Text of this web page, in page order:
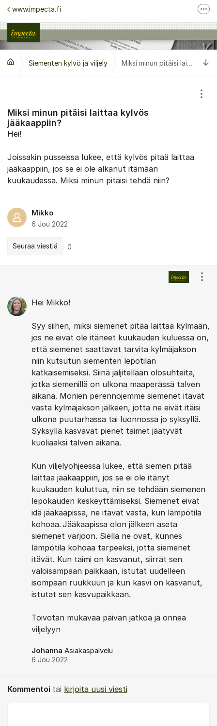
Siirry sisältöön
www.impecta.fi
Ota yhteyttä asiakaspalveluun
Seuraa meitä Facebook
Seuraa meitä Instagram
Siementen kylvö ja viljely Miksi minun pitäisi laittaa kylvös jääkaappiin?
Miksi minun pitäisi laittaa kylvös
jääkaappiin?
Hei!
Joissakin pusseissa lukee, että kylvös pitää laittaa
jääkaappiin, jos se ei ole alkanut itämään
kuukaudessa. Miksi minun pitäisi tehdä niin?
Mikko
6 Jou 2022
Seuraa viestiä 0
Hei Mikko!
Syy siihen, miksi siemenet pitää laittaa kylmään,
jos ne eivät ole itäneet kuukauden kuluessa on,
että siemenet saattavat tarvita kylmäjakson
niin kutsutun siementen lepotilan
katkaisemiseksi. Siinä jäljitellään olosuhteita,
jotka siemenillä on ulkona maaperässä talven
aikana. Monien perennojemme siemenet itävät
vasta kylmäjakson jälkeen, jotta ne eivät itäisi
ulkona puutarhassa tai luonnossa jo syksyllä.
Syksyllä kasvavat pienet taimet jäätyvät
kuoliaaksi talven aikana.
Kun viljelyohjeessa lukee, että siemen pitää
laittaa jääkaappiin, jos se ei ole itänyt
kuukauden kuluttua, niin se tehdään siemenen
lepokauden keskeyttämiseksi. Siemenet eivät
idä jääkaapissa, ne itävät vasta, kun lämpötila
kohoaa. Jääkaapissa olon jälkeen aseta
siemenet varjoon. Siellä ne ovat, kunnes
lämpötila kohoaa tarpeeksi, jotta siemenet
itävät. Kun taimi on kasvanut, siirrät sen
valoisampaan paikkaan, istutat uudelleen
isompaan ruukkuun ja kun kasvi on kasvanut,
istutat sen kasvupaikkaan.
Toivotan mukavaa päivän jatkoa ja onnea
viljelyyn
Johanna Asiakaspalvelu
6 Jou 2022
Kommentoi tai kirjoita uusi viesti